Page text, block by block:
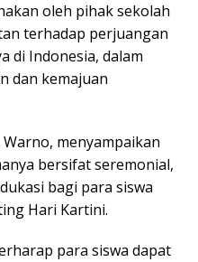
oleh pihak sekolah
terhadap perjuangan
di Indonesia, dalam
dan kemajuan
menyampaikan
bersifat seremonial,
bagi para siswa
Hari Kartini.
para siswa dapat